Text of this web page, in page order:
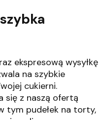
ekspresową wysyłkę
na szybkie
cukierni.
się z naszą ofertą
tym pudełek na torty,